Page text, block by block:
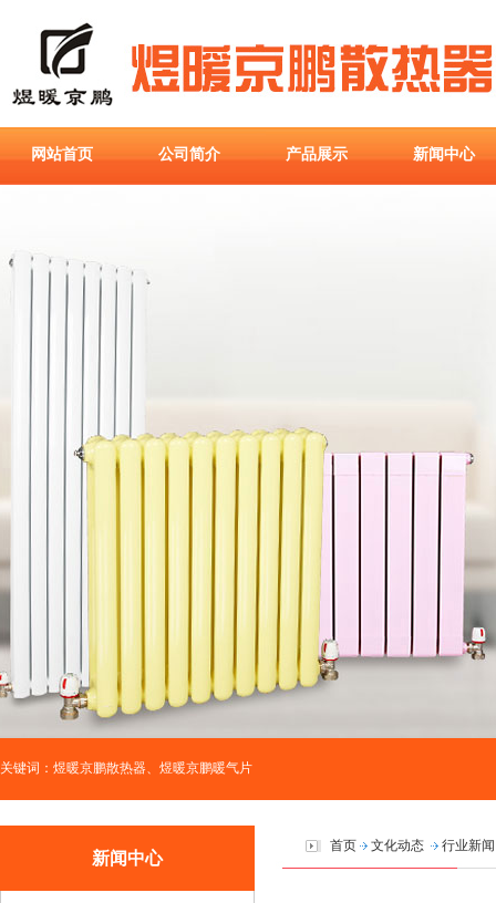
网站首页 公司简介 产品展示 新闻中心
关键词：煜暖京鹏散热器、煜暖京鹏暖气片
新闻中心
首页 文化动态 行业新闻